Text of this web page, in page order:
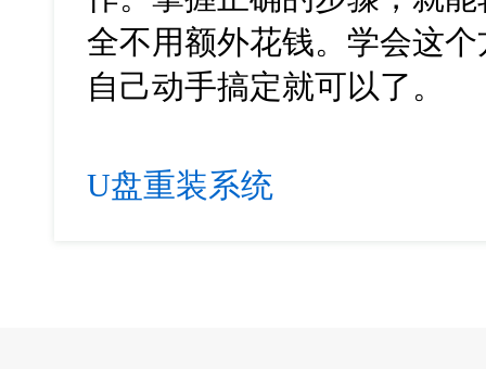
全不用额外花钱。学会这
自己动手搞定就可以了。
U盘重装系统